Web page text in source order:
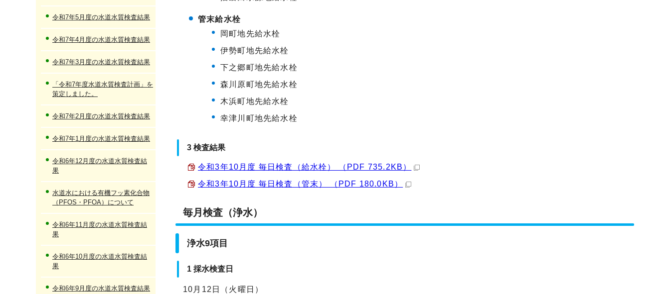
管末給水栓
岡町地先給水栓
伊勢町地先給水栓
下之郷町地先給水栓
森川原町地先給水栓
木浜町地先給水栓
幸津川町地先給水栓
3 検査結果
令和3年10月度 毎日検査（給水栓） （PDF 735.2KB）
令和3年10月度 毎日検査（管末） （PDF 180.0KB）
毎月検査（浄水）
浄水9項目
1 採水検査日
10月12日（火曜日）
令和7年5月度の水道水質検査結果
令和7年4月度の水道水質検査結果
令和7年3月度の水道水質検査結果
「令和7年度水道水質検査計画」を
策定しました。
令和7年2月度の水道水質検査結果
令和7年1月度の水道水質検査結果
令和6年12月度の水道水質検査結
果
水道水における有機フッ素化合物
（PFOS・PFOA）について
令和6年11月度の水道水質検査結
果
令和6年10月度の水道水質検査結
果
令和6年9月度の水道水質検査結果